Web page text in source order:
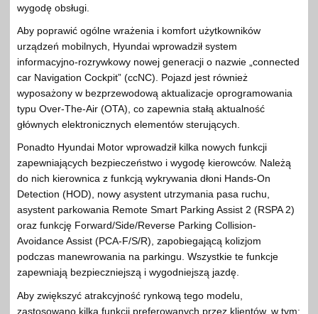
wygodę obsługi.
Aby poprawić ogólne wrażenia i komfort użytkowników
urządzeń mobilnych, Hyundai wprowadził system
informacyjno-rozrywkowy nowej generacji o nazwie „connected
car Navigation Cockpit” (ccNC). Pojazd jest również
wyposażony w bezprzewodową aktualizacje oprogramowania
typu Over-The-Air (OTA), co zapewnia stałą aktualność
głównych elektronicznych elementów sterujących.
Ponadto Hyundai Motor wprowadził kilka nowych funkcji
zapewniających bezpieczeństwo i wygodę kierowców. Należą
do nich kierownica z funkcją wykrywania dłoni Hands-On
Detection (HOD), nowy asystent utrzymania pasa ruchu,
asystent parkowania Remote Smart Parking Assist 2 (RSPA 2)
oraz funkcję Forward/Side/Reverse Parking Collision-
Avoidance Assist (PCA-F/S/R), zapobiegającą kolizjom
podczas manewrowania na parkingu. Wszystkie te funkcje
zapewniają bezpieczniejszą i wygodniejszą jazdę.
Aby zwiększyć atrakcyjność rynkową tego modelu,
zastosowano kilka funkcji preferowanych przez klientów, w tym: